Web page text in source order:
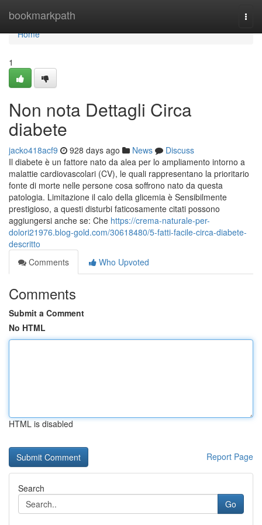
bookmarkpath
Home
Home
1
Non nota Dettagli Circa
diabete
jacko418acf9 928 days ago News
Discuss
Il diabete è un fattore nato da alea per lo ampliamento intorno a
malattie cardiovascolari (CV), le quali rappresentano la prioritario
fonte di morte nelle persone cosa soffrono nato da questa
patologia. Limitazione il calo della glicemia è Sensibilmente
prestigioso, a questi disturbi faticosamente citati possono
aggiungersi anche se: Che https://crema-naturale-per-
dolori21976.blog-gold.com/30618480/5-fatti-facile-circa-diabete-
descritto
Comments
Who Upvoted
Comments
Submit a Comment
No HTML
HTML is disabled
Report Page
Search
Go